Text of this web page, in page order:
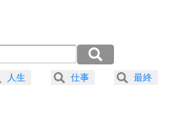
人は、怒りを優しさで表現する。
秒）
人生 仕事 最終